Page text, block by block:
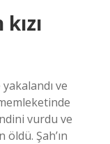
ve
vurdu ve
öldü. Şah’ın